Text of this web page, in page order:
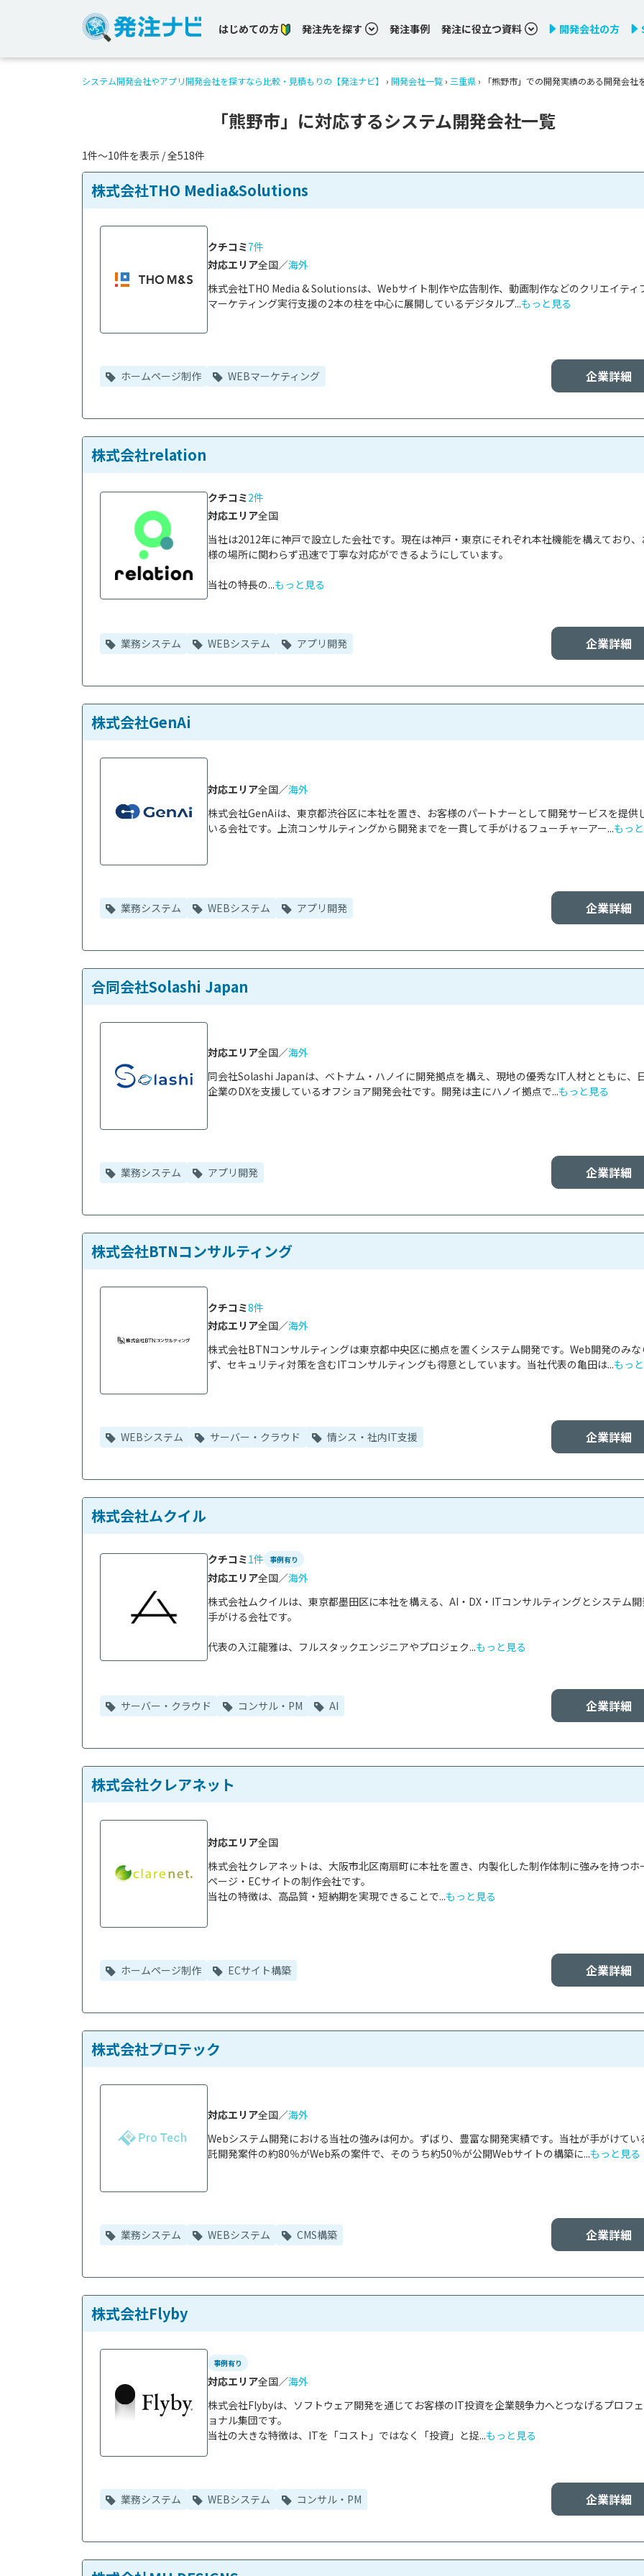
はじめての方 発注先を探す 発注事例 発注に役立つ資料 開発会社の方
システム開発会社やアプリ開発会社を探すなら比較・見積もりの【発注ナビ】 › 開発会社一覧 › 三重県 › 「熊野市」での開発実績のある開発会社
「熊野市」に対応するシステム開発会社一覧
1件〜10件を表示 / 全518件
株式会社THO Media&Solutions
株式会社THO Media & Solutionsは、Webサイト制作や広告制作、動画制作などのクリエイティ
マーケティング実行支援の2本の柱を中心に展開しているデジタルプ...もっと見る
クチコミ7件
対応エリア全国／海外
企業詳細
ホームページ制作 WEBマーケティング
株式会社relation
当社は2012年に神戸で設立した会社です。現在は神戸・東京にそれぞれ本社機能を構えており、
様の場所に関わらず迅速で丁寧な対応ができるようにしています。
当社の特長の...もっと見る
クチコミ2件
対応エリア全国
企業詳細
業務システム WEBシステム アプリ開発
株式会社GenAi
株式会社GenAiは、東京都渋谷区に本社を置き、お客様のパートナーとして開発サービスを提供
いる会社です。上流コンサルティングから開発までを一貫して手がけるフューチャーアー...もっ
対応エリア全国／海外
企業詳細
業務システム WEBシステム アプリ開発
合同会社Solashi Japan
同会社Solashi Japanは、ベトナム・ハノイに開発拠点を構え、現地の優秀なIT人材とともに、
企業のDXを支援しているオフショア開発会社です。開発は主にハノイ拠点で...もっと見る
対応エリア全国／海外
企業詳細
業務システム アプリ開発
株式会社BTNコンサルティング
株式会社BTNコンサルティングは東京都中央区に拠点を置くシステム開発です。Web開発のみな
ず、セキュリティ対策を含むITコンサルティングも得意としています。当社代表の亀田は...もっ
クチコミ8件
対応エリア全国／海外
企業詳細
WEBシステム サーバー・クラウド 情シス・社内IT支援
株式会社ムクイル
株式会社ムクイルは、東京都墨田区に本社を構える、AI・DX・ITコンサルティングとシステム
手がける会社です。
代表の入江龍雅は、フルスタックエンジニアやプロジェク...もっと見る
クチコミ1件 事例有り
対応エリア全国／海外
企業詳細
サーバー・クラウド コンサル・PM AI
株式会社クレアネット
株式会社クレアネットは、大阪市北区南扇町に本社を置き、内製化した制作体制に強みを持つホ
ページ・ECサイトの制作会社です。
当社の特徴は、高品質・短納期を実現できることで...もっと見る
対応エリア全国
企業詳細
ホームページ制作 ECサイト構築
株式会社プロテック
Webシステム開発における当社の強みは何か。ずばり、豊富な開発実績です。当社が手がけてい
託開発案件の約80％がWeb系の案件で、そのうち約50％が公開Webサイトの構築に...もっと見る
対応エリア全国／海外
企業詳細
業務システム WEBシステム CMS構築
株式会社Flyby
株式会社Flybyは、ソフトウェア開発を通じてお客様のIT投資を企業競争力へとつなげるプロフ
ョナル集団です。
当社の大きな特徴は、ITを「コスト」ではなく「投資」と捉...もっと見る
事例有り
対応エリア全国／海外
企業詳細
業務システム WEBシステム コンサル・PM